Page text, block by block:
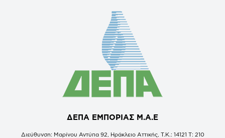
ΔΕΠΑ ΕΜΠΟΡΙΑΣ Μ.Α.Ε
Διεύθυνση: Μαρίνου Αντύπα 92, Ηράκλειο Αττικής, Τ.Κ.: 14121 Τ: 210